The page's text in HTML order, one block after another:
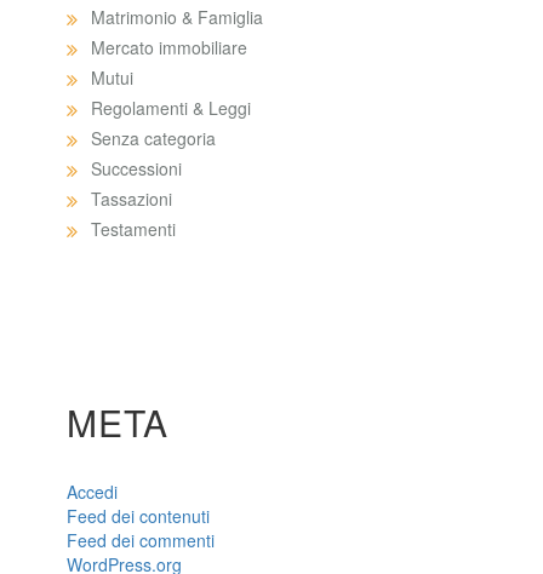
Matrimonio & Famiglia
Mercato immobiliare
Mutui
Regolamenti & Leggi
Senza categoria
Successioni
Tassazioni
Testamenti
META
Accedi
Feed dei contenuti
Feed dei commenti
WordPress.org